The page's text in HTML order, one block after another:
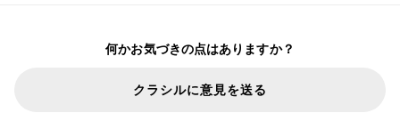
何かお気づきの点はありますか？
クラシルに意見を送る